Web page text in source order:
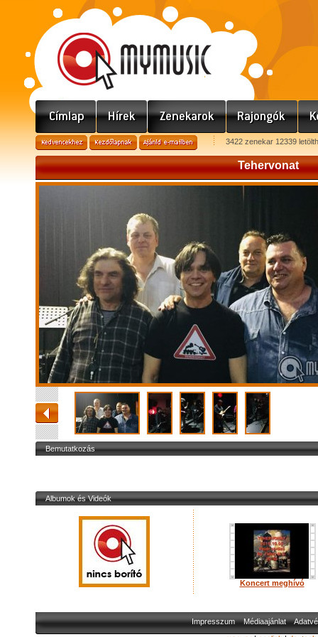
3422 zenekar 12339
Tehervonat
Bemutatkozás
Albumok és Videók
Koncert meghívó
Impresszum Médiaajánlat